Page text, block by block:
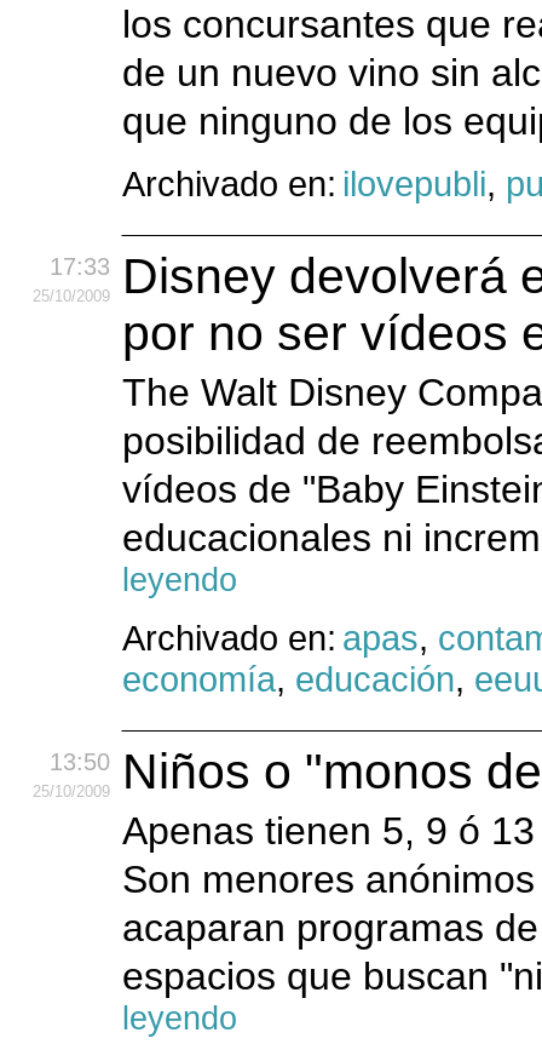
los concursantes que
de un nuevo vino sin
que ninguno de los
Archivado en: ilovepubli,
17:33
25/10/2009
Disney devolverá
por no ser vídeos
The Walt Disney
posibilidad de
vídeos de "Baby
educacionales ni
leyendo
Archivado en: apas,
economía, educación,
13:50
25/10/2009 Niños o "monos
Apenas tienen 5, 9 ó
Son menores
acaparan programas
espacios que buscan
leyendo